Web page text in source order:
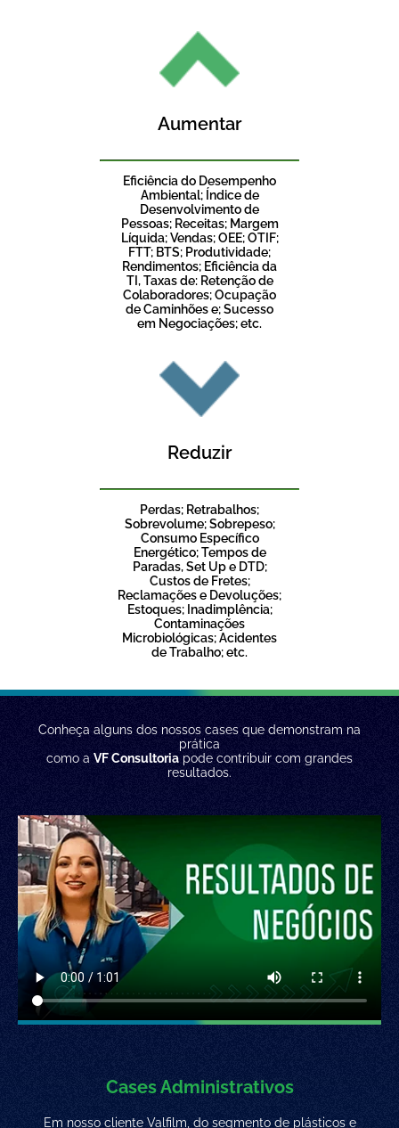
Aumentar
Eficiência do Desempenho
Ambiental; Índice de
Desenvolvimento de
Pessoas; Receitas; Margem
Líquida; Vendas; OEE; OTIF;
FTT; BTS; Produtividade;
Rendimentos; Eficiência da
TI, Taxas de: Retenção de
Colaboradores; Ocupação
de Caminhões e; Sucesso
em Negociações; etc.
Reduzir
Perdas; Retrabalhos;
Sobrevolume; Sobrepeso;
Consumo Específico
Energético; Tempos de
Paradas, Set Up e DTD;
Custos de Fretes;
Reclamações e Devoluções;
Estoques; Inadimplência;
Contaminações
Microbiológicas; Acidentes
de Trabalho; etc.
Conheça alguns dos nossos cases que demonstram na
prática
como a VF Consultoria pode contribuir com grandes
resultados.
Cases Administrativos
Em nosso cliente Valfilm, do segmento de plásticos e